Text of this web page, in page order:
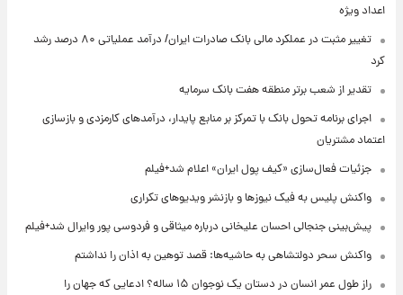
اعداد ویژه
تغییر مثبت در عملکرد مالی بانک صادرات ایران/ درآمد عملیاتی ۸۰ درصد رشد
کرد
تقدیر از شعب برتر منطقه هفت بانک سرمایه
اجرای برنامه تحول بانک با تمرکز بر منابع پایدار، درآمدهای کارمزدی و بازسازی
اعتماد مشتریان
جزئیات فعال‌سازی «کیف پول ایران» اعلام شد+فیلم
واکنش پلیس به فیک نیوزها و بازنشر ویدیوهای تکراری
پیش‌بینی جنجالی احسان علیخانی درباره میثاقی و فردوسی پور وایرال شد+فیلم
واکنش سحر دولتشاهی به حاشیه‌ها: قصد توهین به اذان را نداشتم
راز طول عمر انسان در دستان یک نوجوان ۱۵ ساله؟ ادعایی که جهان را